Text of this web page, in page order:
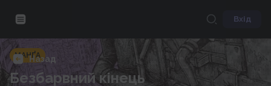
Вхід
Назад
МАНҐА
Безбарвний кінець